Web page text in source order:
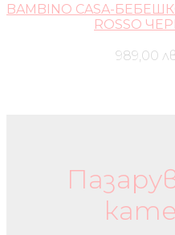
BAMBINO CASA-
ROSSO
989,00